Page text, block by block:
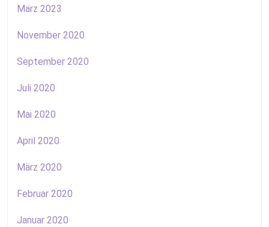
März 2023
November 2020
September 2020
Juli 2020
Mai 2020
April 2020
März 2020
Februar 2020
Januar 2020